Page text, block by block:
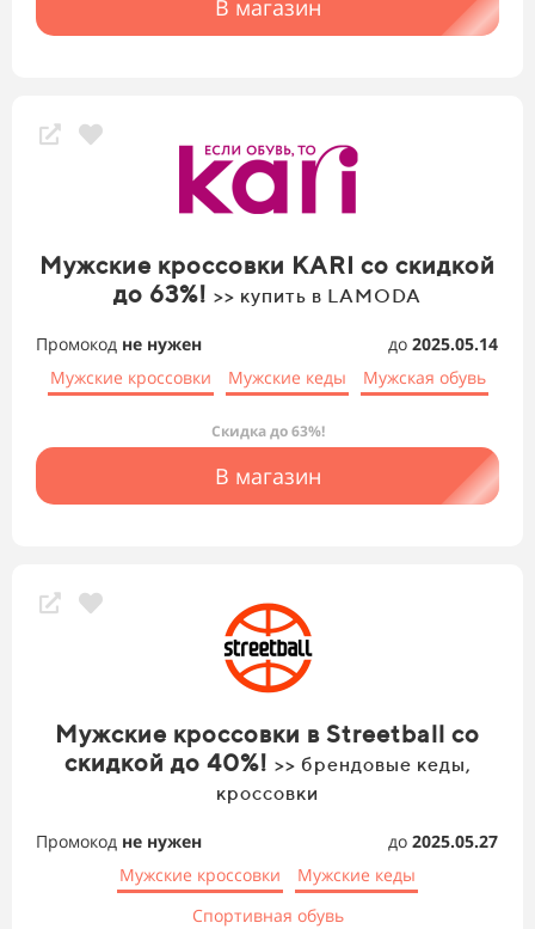
В магазин
Мужские кроссовки KARI со скидкой
до 63%! >> купить в LAMODA
Промокод не нужен до 2025.05.14
Мужские кроссовки
Мужские кеды Мужская обувь
Скидка до 63%!
В магазин
Мужские кроссовки в Streetball со
скидкой до 40%! >> брендовые кеды,
кроссовки
Промокод не нужен до 2025.05.27
Мужские кроссовки
Мужские кеды
Спортивная обувь